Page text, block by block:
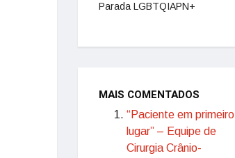
Parada LGBTQIAPN+
MAIS COMENTADOS
“Paciente em primeiro
lugar” – Equipe de
Cirurgia Crânio-